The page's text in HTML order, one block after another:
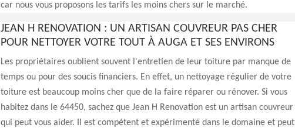
car nous vous proposons les tarifs les moins chers sur le marché.
JEAN H RENOVATION : UN ARTISAN COUVREUR PAS CHER
POUR NETTOYER VOTRE TOUT À AUGA ET SES ENVIRONS
Les propriétaires oublient souvent l'entretien de leur toiture par manque de
temps ou pour des soucis financiers. En effet, un nettoyage régulier de votre
toiture est beaucoup moins cher que de la faire réparer ou rénover. Si vous
habitez dans le 64450, sachez que Jean H Renovation est un artisan couvreur
qui peut vous aider. Il est compétent et expérimenté dans le domaine et peut